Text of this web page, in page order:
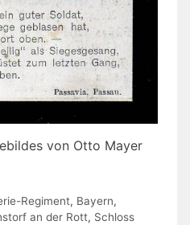
von Otto Mayer
Regiment, Bayern,
an der Rott, Schloss